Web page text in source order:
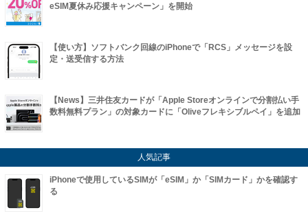
eSIM夏休み応援キャンペーン」を開始
【使い方】ソフトバンク回線のiPhoneで「RCS」メッセージを設
定・送受信する方法
【News】三井住友カードが「Apple Storeオンラインで分割払い手
数料無料プラン」の対象カードに「Oliveフレキシブルペイ」を追加
人気記事
iPhoneで使用しているSIMが「eSIM」か「SIMカード」かを確認す
る